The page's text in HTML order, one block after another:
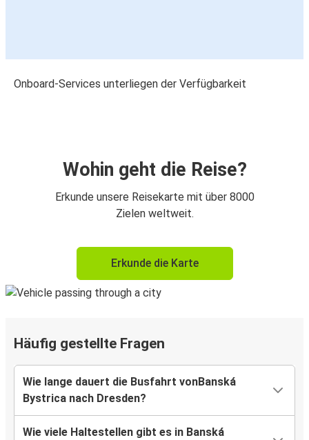
Onboard-Services unterliegen der Verfügbarkeit
Wohin geht die Reise?
Erkunde unsere Reisekarte mit über 8000
Zielen weltweit.
Erkunde die Karte
Häufig gestellte Fragen
Wie lange dauert die Busfahrt vonBanská
Bystrica nach Dresden?
Wie viele Haltestellen gibt es in Banská